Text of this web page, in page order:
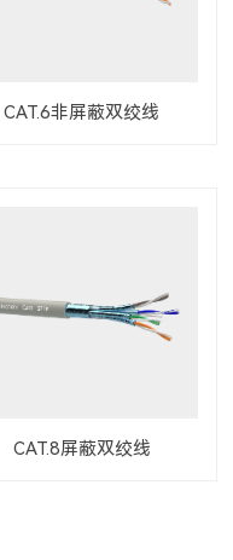
CAT.6非屏蔽双绞线
CAT.8屏蔽双绞线